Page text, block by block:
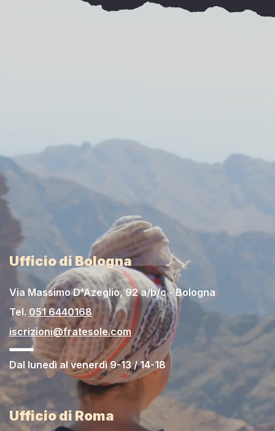
Ufficio di Bologna
Via Massimo D'Azeglio, 92 a/b/c - Bologna
Tel. 051 6440168
iscrizioni@fratesole.com
Dal lunedì al venerdì 9-13 / 14-18
Ufficio di Roma